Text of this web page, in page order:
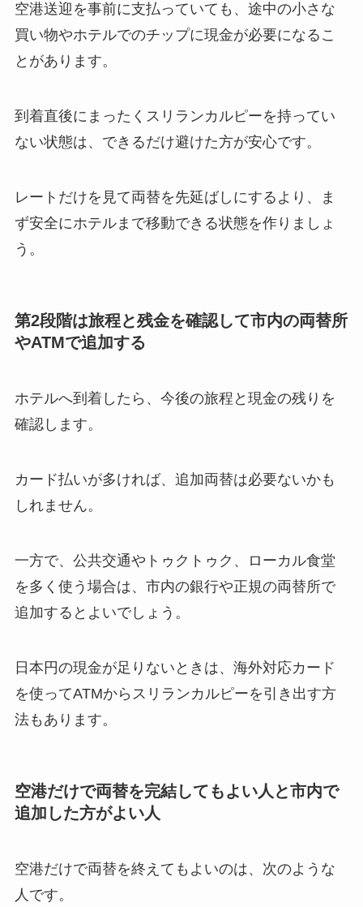
空港送迎を事前に支払っていても、途中の小さな
買い物やホテルでのチップに現金が必要になるこ
とがあります。
到着直後にまったくスリランカルピーを持ってい
ない状態は、できるだけ避けた方が安心です。
レートだけを見て両替を先延ばしにするより、ま
ず安全にホテルまで移動できる状態を作りましょ
う。
第2段階は旅程と残金を確認して市内の両替所
やATMで追加する
ホテルへ到着したら、今後の旅程と現金の残りを
確認します。
カード払いが多ければ、追加両替は必要ないかも
しれません。
一方で、公共交通やトゥクトゥク、ローカル食堂
を多く使う場合は、市内の銀行や正規の両替所で
追加するとよいでしょう。
日本円の現金が足りないときは、海外対応カード
を使ってATMからスリランカルピーを引き出す方
法もあります。
空港だけで両替を完結してもよい人と市内で
追加した方がよい人
空港だけで両替を終えてもよいのは、次のような
人です。